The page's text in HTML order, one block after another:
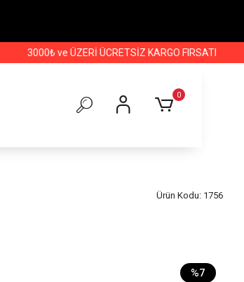
3000₺ ve ÜZERİ ÜCRETSİZ KARGO FIRSATI
0
Ürün Kodu: 1756
%7